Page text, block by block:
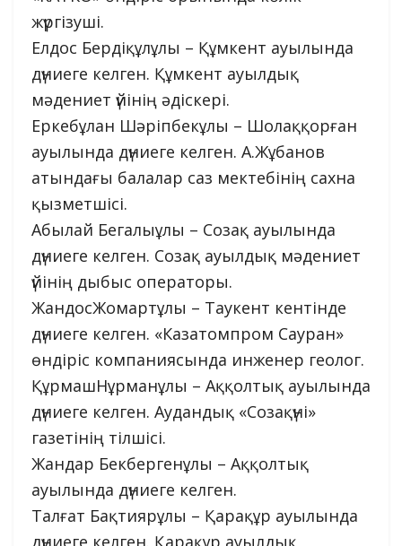
жүргізуші.
Елдос Бердіқұлұлы – Құмкент ауылында
дүниеге келген. Құмкент ауылдық
мәдениет үйінің әдіскері.
Еркебұлан Шәріпбекұлы – Шолаққорған
ауылында дүниеге келген. А.Жұбанов
атындағы балалар саз мектебінің сахна
қызметшісі.
Абылай Бегалыұлы – Созақ ауылында
дүниеге келген. Созақ ауылдық мәдениет
үйінің дыбыс операторы.
ЖандосЖомартұлы – Таукент кентінде
дүниеге келген. «Казатомпром Сауран»
өндіріс компаниясында инженер геолог.
ҚұрмашНұрманұлы – Аққолтық ауылында
дүниеге келген. Аудандық «Созақүні»
газетінің тілшісі.
Жандар Бекбергенұлы – Аққолтық
ауылында дүниеге келген.
Талғат Бақтиярұлы – Қарақұр ауылында
дүниеге келген. Қарақұр ауылдық